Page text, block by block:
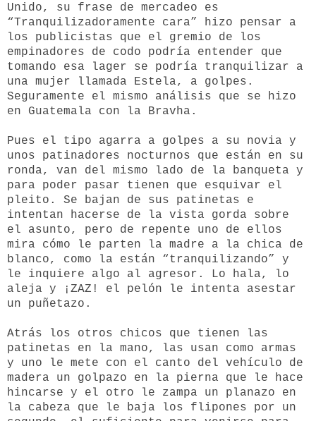
Unido, su frase de mercadeo es
“Tranquilizadoramente cara” hizo pensar a
los publicistas que el gremio de los
empinadores de codo podría entender que
tomando esa lager se podría tranquilizar a
una mujer llamada Estela, a golpes.
Seguramente el mismo análisis que se hizo
en Guatemala con la Bravha.
Pues el tipo agarra a golpes a su novia y
unos patinadores nocturnos que están en su
ronda, van del mismo lado de la banqueta y
para poder pasar tienen que esquivar el
pleito. Se bajan de sus patinetas e
intentan hacerse de la vista gorda sobre
el asunto, pero de repente uno de ellos
mira cómo le parten la madre a la chica de
blanco, como la están “tranquilizando” y
le inquiere algo al agresor. Lo hala, lo
aleja y ¡ZAZ! el pelón le intenta asestar
un puñetazo.
Atrás los otros chicos que tienen las
patinetas en la mano, las usan como armas
y uno le mete con el canto del vehículo de
madera un golpazo en la pierna que le hace
hincarse y el otro le zampa un planazo en
la cabeza que le baja los flipones por un